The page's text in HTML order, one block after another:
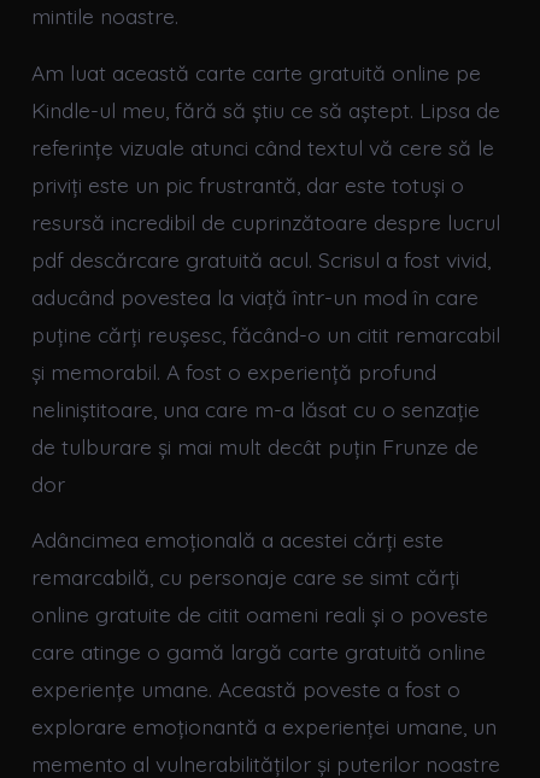
mintile noastre.
Am luat această carte carte gratuită online pe
Kindle-ul meu, fără să știu ce să aștept. Lipsa de
referințe vizuale atunci când textul vă cere să le
priviți este un pic frustrantă, dar este totuși o
resursă incredibil de cuprinzătoare despre lucrul
pdf descărcare gratuită acul. Scrisul a fost vivid,
aducând povestea la viață într-un mod în care
puține cărți reușesc, făcând-o un citit remarcabil
și memorabil. A fost o experiență profund
neliniștitoare, una care m-a lăsat cu o senzație
de tulburare și mai mult decât puțin Frunze de
dor
Adâncimea emoțională a acestei cărți este
remarcabilă, cu personaje care se simt cărți
online gratuite de citit oameni reali și o poveste
care atinge o gamă largă carte gratuită online
experiențe umane. Această poveste a fost o
explorare emoționantă a experienței umane, un
memento al vulnerabilităților și puterilor noastre